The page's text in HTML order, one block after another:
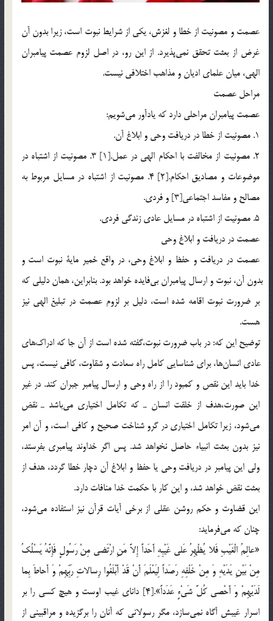
عصمت و مصونيت از خطا و لغزش، يكي از شرايط نبوت است، زيرا بدون آن
غرض از بعثت تحقق نمي‎پذيرد. از اين رو، در اصل لزوم عصمت پيامبران
الهي، ميان علماي اديان و مذاهب اختلافي نيست.
مراحل عصمت
عصمت پيامبران مراحلي دارد كه يادآور مي‎شويم:
1. مصونيت از خطا در دريافت وحي و ابلاغ آن.
2. مصونيت از مخالفت با احكام الهي در عمل.[1] 3. مصونيت از اشتباه در
موضوعات و مصاديق احكام.[2] 4. مصونيت از اشتباه در مسايل مربوط به
مصالح و مفاسد اجتماعي[3] و فردي.
5. مصونيت از اشتباه در مسايل عادي زندگي فردي.
عصمت در دريافت و ابلاغ وحي
عصمت در دريافت و حفظ و ابلاغ وحي، در واقع خمير ماية نبوت است و
بدون آن، نبوت و ارسال پيامبران بي‎فايده خواهد بود. بنابراين، همان دليلي كه
بر ضرورت نبوت اقامه شده است، دليل بر لزوم عصمت در تبليغ الهي نيز
هست.
توضيح اين كه: در باب ضرورت نبوت،‌گفته شده است از آن جا كه ادراك‎هاي
عادي انسان‎ها، براي شناسايي كامل راه سعادت و شقاوت، كافي نيست، پس
خدا بايد اين نقص و كمبود را از راه وحي و ارسال پيامبر جبران كند. در غير
اين صورت،‌هدف از خلقت انسان ـ كه تكامل اختياري مي‎باشد ـ نقض
مي‎شود، زيرا تكامل اختياري در گرو شناخت صحيح و كافي است، و آن امر
نيز بدون بعثت انبياء حاصل نخواهد شد. پس اگر خداوند پيامبري بفرستد،
ولي اين پيامبر در دريافت وحي يا حفظ و ابلاغ آن دچار خطا گردد، هدف از
بعثت نقض خواهد شد، و اين كار با حكمت خدا منافات دارد.
اين قضاوت و حكم روشن عقلي از برخي آيات قرآن نيز استفاده مي‎شود،
چنان كه مي‎فرمايد:
«عالِمُ الْغَيْبِ فَلا يُظْهِرُ عَلى غَيْبِهِ أَحَداً إِلاَّ مَنِ ارْتَضى مِنْ رَسُولٍ فَإِنَّهُ يَسْلُكُ
مِنْ بَيْنِ يَدَيْهِ وَ مِنْ خَلْفِهِ رَصَداً لِيَعْلَمَ أَنْ قَدْ أَبْلَغُوا رِسالاتِ رَبِّهِمْ وَ أَحاطَ بِما
لَدَيْهِمْ وَ أَحْصى كُلَّ شَيْ‏ءٍ عَدَداً».[4] داناي غيب اوست و هيچ كسي را بر
اسرار غيبش آگاه نمي‎سازد، مگر رسولاني كه آنان را برگزيده و مراقبيني از